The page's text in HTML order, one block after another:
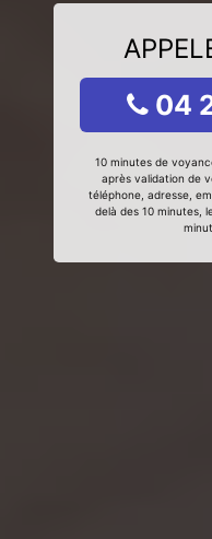
04
10 minutes de
après validation de
téléphone, adresse,
delà des 10 minutes,